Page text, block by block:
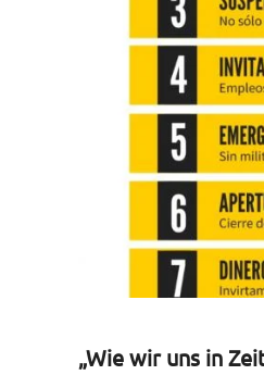
„Wie wir uns in